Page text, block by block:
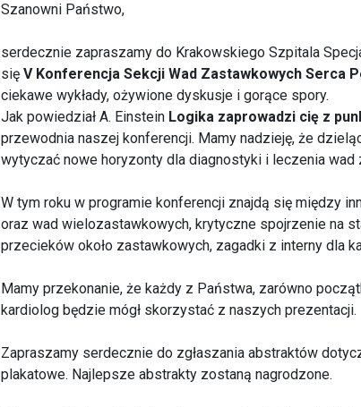
Szanowni Państwo,
serdecznie zapraszamy do Krakowskiego Szpitala
się V Konferencja Sekcji Wad Zastawkowych Serca
ciekawe wykłady, ożywione dyskusje i gorące spory.
Jak powiedział A. Einstein Logika zaprowadzi cię z
przewodnia naszej konferencji. Mamy nadzieję, że
wytyczać nowe horyzonty dla diagnostyki i leczenia wad
W tym roku w programie konferencji znajdą się między
oraz wad wielozastawkowych, krytyczne spojrzenie na
przecieków około zastawkowych, zagadki z interny dla
Mamy przekonanie, że każdy z Państwa, zarówno
kardiolog będzie mógł skorzystać z naszych prezentacji.
Zapraszamy serdecznie do zgłaszania abstraktów
plakatowe. Najlepsze abstrakty zostaną nagrodzone.